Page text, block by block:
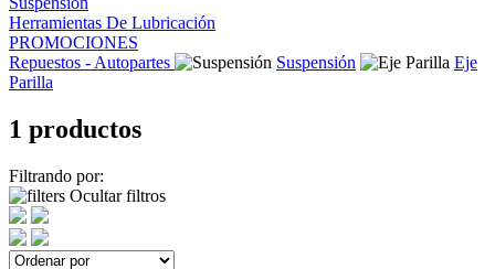
Herramientas De Lubricación
PROMOCIONES
Repuestos - Autopartes
Suspensión
Eje
Parilla
1 productos
Filtrando por:
Ocultar filtros